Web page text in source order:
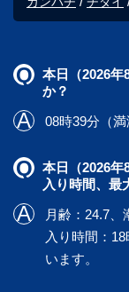
本日（2026年
か？
08時39分（満
本日（2026年
入り時間、最
月齢：24.7
入り時間：
います。